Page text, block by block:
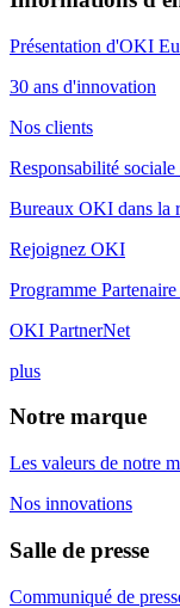
Présentation d'OKI
30 ans d'innovation
Nos clients
Responsabilité
Bureaux OKI dans la
Rejoignez OKI
Programme
OKI PartnerNet
plus
Notre marque
Les valeurs de notre
Nos innovations
Salle de presse
Communiqué de